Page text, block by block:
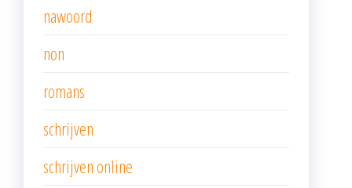
nawoord
non
romans
schrijven
schrijven online